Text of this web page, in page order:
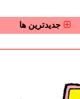
جدیدترین ها